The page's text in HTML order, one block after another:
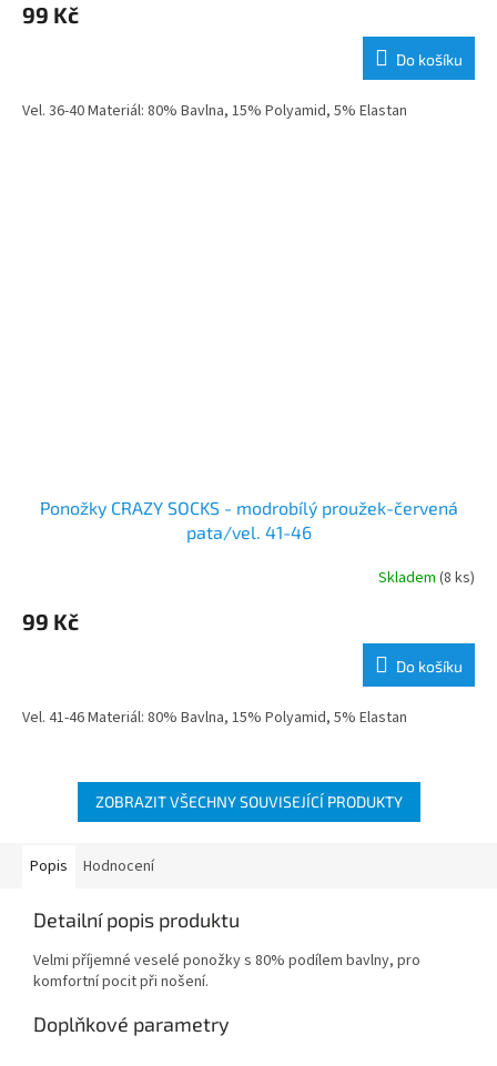
99 Kč
Do košíku
Vel. 36-40 Materiál: 80% Bavlna, 15% Polyamid, 5% Elastan
Ponožky CRAZY SOCKS - modrobílý proužek-červená
pata/vel. 41-46
Skladem (8 ks)
99 Kč
Do košíku
Vel. 41-46 Materiál: 80% Bavlna, 15% Polyamid, 5% Elastan
ZOBRAZIT VŠECHNY SOUVISEJÍCÍ PRODUKTY
Popis Hodnocení
Detailní popis produktu
Velmi příjemné veselé ponožky s 80% podílem bavlny, pro
komfortní pocit při nošení.
Doplňkové parametry